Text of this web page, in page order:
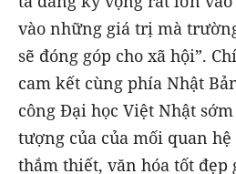
vào những giá trị mà
sẽ đóng góp cho xã hội”.
cam kết cùng phía Nhật
công Đại học Việt Nhật
tượng của của mối quan
thắm thiết, văn hóa tốt đẹp